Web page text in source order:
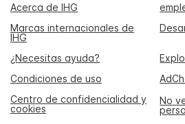
Acerca de IHG
Marcas internacionales de
IHG
¿Necesitas ayuda?
Condiciones de uso
Centro de confidencialidad y
cookies
No